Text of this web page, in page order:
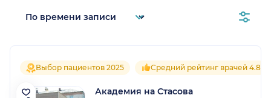
Выбор пациентов 2025 Средний рейтинг врачей 4.8
Академия на Стасова